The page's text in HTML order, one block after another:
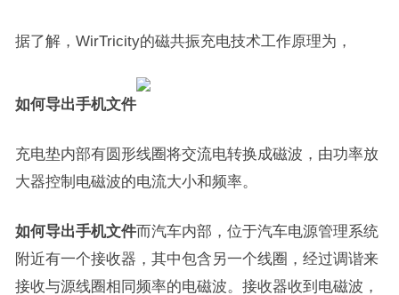
据了解，WirTricity的磁共振充电技术工作原理为，
如何导出手机文件
充电垫内部有圆形线圈将交流电转换成磁波，由功率放
大器控制电磁波的电流大小和频率。
如何导出手机文件而汽车内部，位于汽车电源管理系统
附近有一个接收器，其中包含另一个线圈，经过调谐来
接收与源线圈相同频率的电磁波。接收器收到电磁波，